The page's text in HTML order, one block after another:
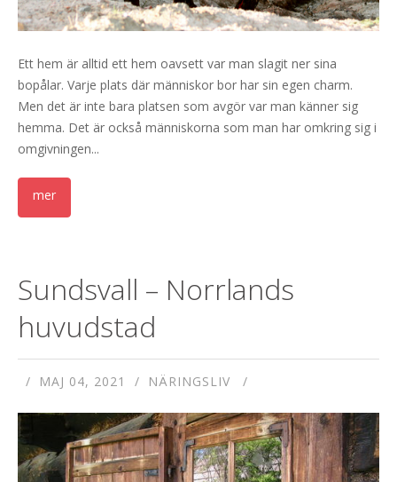
Ett hem är alltid ett hem oavsett var man slagit ner sina
bopålar. Varje plats där människor bor har sin egen charm.
Men det är inte bara platsen som avgör var man känner sig
hemma. Det är också människorna som man har omkring sig i
omgivningen...
Sundsvall – Norrlands
huvudstad
MAJ 04, 2021 NÄRINGSLIV